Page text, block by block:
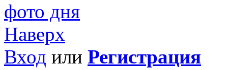
фото дня
Наверх
Вход или Регистрация